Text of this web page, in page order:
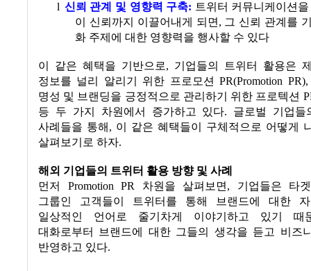
l 신뢰 관계 및 영향력 구축: 트위터 커뮤니케이션
이 신뢰까지 이끌어내게 되면, 그 신뢰 관계를
화 주제에 대한 영향력을 행사할 수 있다
이 같은 혜택을 기반으로, 기업들의 트위터 활용은
정보를 널리 알리기 위한 프로모션 PR(Promotion
명성 및 브랜딩을 긍정적으로 관리하기 위한 프로텍션
등 두 가지 차원에서 증가하고 있다. 글로벌 기업
사례들을 통해 , 이 같은 혜택들이 구체적으로 어떻게
살펴보기로 하자.
해외 기업들의 트위터 활용 방향 및 사례
먼저
Promotion PR 차원을 살펴보면, 기업들은 타
그룹인 고객들이 트위터를 통해 브랜드에 대한
일상적인 언어로 줄기차게 이야기하고 있기 때
대화로부터 브랜드에 대한 그들의 생각을 듣고 비즈
반영하고 있다.